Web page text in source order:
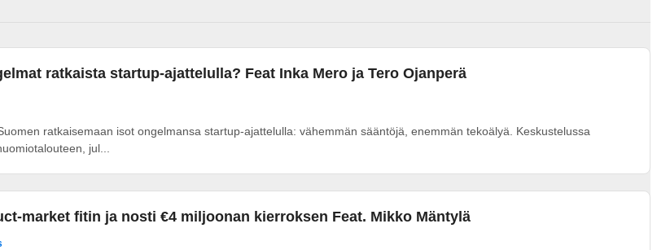
ratkaista startup-ajattelulla? Feat Inka Mero ja Tero Ojanperä
ratkaisemaan isot ongelmansa startup-ajattelulla: vähemmän sääntöjä, enemmän tekoälyä. Keskustelussa
jul...
market fitin ja nosti €4 miljoonan kierroksen Feat. Mikko Mäntylä